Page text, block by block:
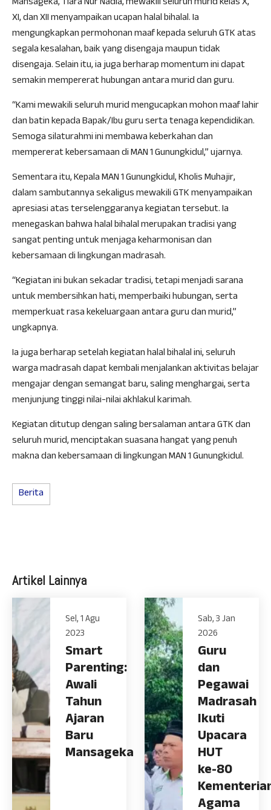
XI, dan XII menyampaikan ucapan halal bihalal. Ia
mengungkapkan permohonan maaf kepada seluruh GTK atas
segala kesalahan, baik yang disengaja maupun tidak
disengaja. Selain itu, ia juga berharap momentum ini dapat
semakin mempererat hubungan antara murid dan guru.
“Kami mewakili seluruh murid mengucapkan mohon maaf lahir
dan batin kepada Bapak/Ibu guru serta tenaga kependidikan.
Semoga silaturahmi ini membawa keberkahan dan
mempererat kebersamaan di MAN 1 Gunungkidul,” ujarnya.
Sementara itu, Kepala MAN 1 Gunungkidul, Kholis Muhajir,
dalam sambutannya sekaligus mewakili GTK menyampaikan
apresiasi atas terselenggaranya kegiatan tersebut. Ia
menegaskan bahwa halal bihalal merupakan tradisi yang
sangat penting untuk menjaga keharmonisan dan
kebersamaan di lingkungan madrasah.
“Kegiatan ini bukan sekadar tradisi, tetapi menjadi sarana
untuk membersihkan hati, memperbaiki hubungan, serta
memperkuat rasa kekeluargaan antara guru dan murid,”
ungkapnya.
Ia juga berharap setelah kegiatan halal bihalal ini, seluruh
warga madrasah dapat kembali menjalankan aktivitas belajar
mengajar dengan semangat baru, saling menghargai, serta
menjunjung tinggi nilai-nilai akhlakul karimah.
Kegiatan ditutup dengan saling bersalaman antara GTK dan
seluruh murid, menciptakan suasana hangat yang penuh
makna dan kebersamaan di lingkungan MAN 1 Gunungkidul.
Berita
Artikel Lainnya
Sel, 1 Agu
2023
Smart
Parenting:
Awali
Tahun
Ajaran
Baru
Mansageka
Sab, 3 Jan
2026
Guru
dan
Pegawai
Madrasah
Ikuti
Upacara
HUT
ke-80
Agama